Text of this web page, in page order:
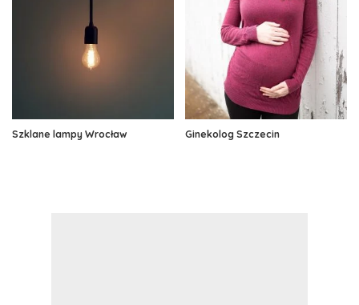
Szklane lampy Wrocław Ginekolog Szczecin